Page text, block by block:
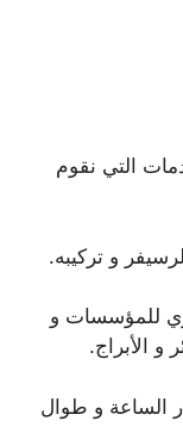
التي نقوم
و تركيبه.
للمؤسسات و
و الأبراج.
الساعة و طوال